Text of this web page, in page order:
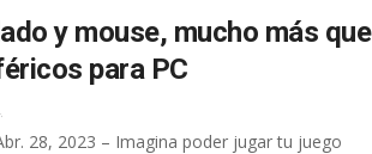
y mouse, mucho más que
para PC
28, 2023 – Imagina poder jugar tu juego